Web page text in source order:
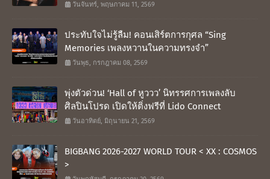
วันจันทร์, พฤษภาคม 11, 2569
ประทับใจไม่รู้ลืม! คอนเสิร์ตการกุศล “Sing
Memories เพลงหวานในความทรงจำ”
วันพุธ, กรกฎาคม 08, 2569
พุ่งตัวด่วน! ‘Hall of หูววว’ นิทรรศการเพลงลับ
ศิลปินโปรด เปิดให้ติ่งฟรีที่ Lido Connect
วันอาทิตย์, มิถุนายน 21, 2569
BIGBANG 2026-2027 WORLD TOUR < XX : COSMOS
>